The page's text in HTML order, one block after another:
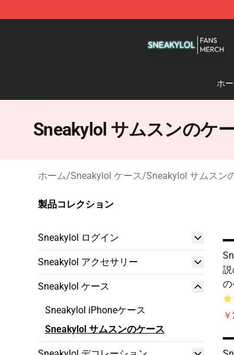
ホ
Sneakylol サムスンのケ
ホーム/Sneakylol ケース/Sneakylol サムスン
製品コレクション
Sneakylol ログイン
Sneakylol アクセサリー
Sneakylol ケース
Sneakylol iPhoneケース
Sneakylol サムスンのケース
の